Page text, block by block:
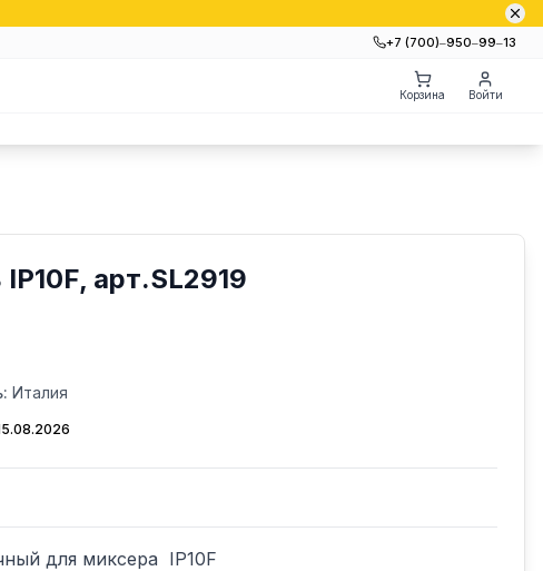
+7 (700)‒950‒99‒13
Корзина Войти
арт.SL2919
Италия
для миксера  IP10F